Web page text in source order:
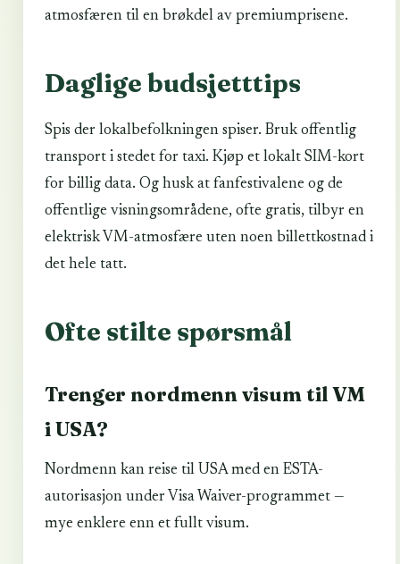
atmosfæren til en brøkdel av premiumprisene.
Daglige budsjetttips
Spis der lokalbefolkningen spiser. Bruk offentlig
transport i stedet for taxi. Kjøp et lokalt SIM-kort
for billig data. Og husk at fanfestivalene og de
offentlige visningsområdene, ofte gratis, tilbyr en
elektrisk VM-atmosfære uten noen billettkostnad i
det hele tatt.
Ofte stilte spørsmål
Trenger nordmenn visum til VM
i USA?
Nordmenn kan reise til USA med en ESTA-
autorisasjon under Visa Waiver-programmet —
mye enklere enn et fullt visum.